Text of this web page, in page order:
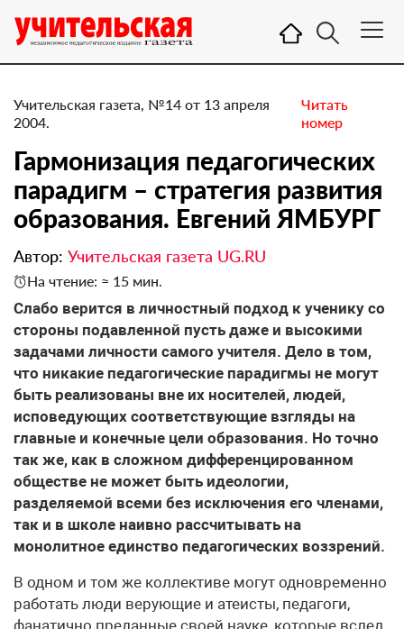
Учительская газета, №14 от 13 апреля
2004.
Читать
номер
Гармонизация педагогических
парадигм – стратегия развития
образования. Евгений ЯМБУРГ
Автор: Учительская газета UG.RU
На чтение: ≈ 15 мин.
Слабо верится в личностный подход к ученику со
стороны подавленной пусть даже и высокими
задачами личности самого учителя. Дело в том,
что никакие педагогические парадигмы не могут
быть реализованы вне их носителей, людей,
исповедующих соответствующие взгляды на
главные и конечные цели образования. Но точно
так же, как в сложном дифференцированном
обществе не может быть идеологии,
разделяемой всеми без исключения его членами,
так и в школе наивно рассчитывать на
монолитное единство педагогических воззрений.
В одном и том же коллективе могут одновременно
работать люди верующие и атеисты, педагоги,
фанатично преданные своей науке, которые вслед